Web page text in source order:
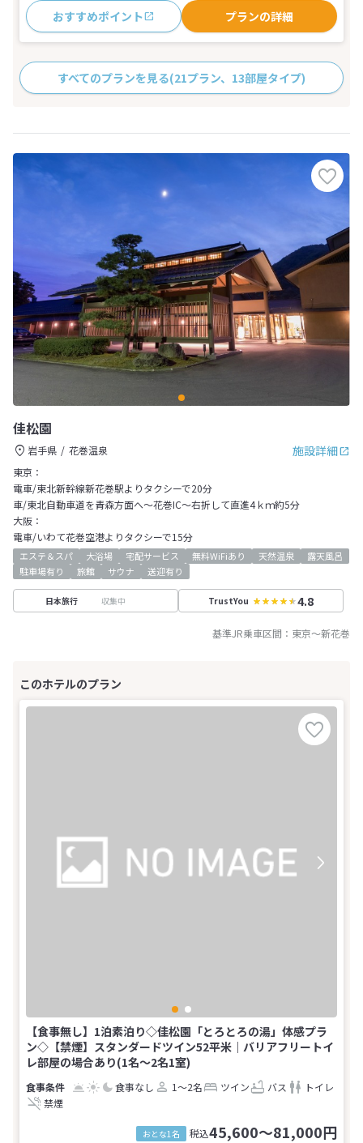
おすすめポイント プランの詳細
すべてのプランを見る(21プラン、13部屋タイプ)
佳松園
施設詳細
岩手県
花巻温泉
東京：
電車/東北新幹線新花巻駅よりタクシーで20分
車/東北自動車道を青森方面へ～花巻IC～右折して直進4ｋｍ約5分
大阪：
電車/いわて花巻空港よりタクシーで15分
エステ＆スパ 大浴場 宅配サービス 無料WiFiあり 天然温泉
露天風呂
駐車場有り
旅館 サウナ 送迎有り
日本旅行 収集中 TrustYou 4.8
基準JR乗車区間： 東京～新花巻
【食事無し】1泊素泊り◇佳松園「とろとろの湯」体感プラ
ン◇【禁煙】スタンダードツイン52平米｜バリアフリートイ
レ部屋の場合あり(1名～2名1室)
食事なし 1～2名 ツイン バス
トイレ
禁煙
おとな1名 税込45,600～81,000円